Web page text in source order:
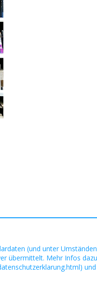
(und unter Umständen
übermittelt. Mehr Infos dazu
und